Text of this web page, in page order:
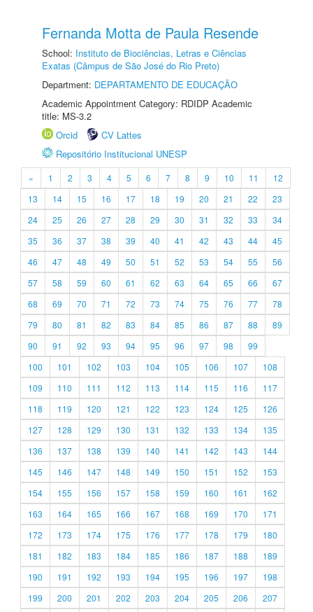
Fernanda Motta de Paula Resende
School: Instituto de Biociências, Letras e Ciências
Exatas (Câmpus de São José do Rio Preto)
Department: DEPARTAMENTO DE EDUCAÇÃO
Academic Appointment Category: RDIDP Academic
title: MS-3.2
Orcid
CV Lattes
Repositório Institucional UNESP
« 1 2 3 4 5 6 7 8 9 10 11
12
13
14 15 16 17 18 19 20 21 22
23
24
25 26 27 28 29 30 31 32 33
34
35
36 37 38 39 40 41 42 43 44
45
46
47 48 49 50 51 52 53 54 55
56
57
58 59 60 61 62 63 64 65 66
67
68
69 70 71 72 73 74 75 76 77
78
79
80 81 82 83 84 85 86 87 88
89
90
91 92 93 94 95 96 97 98
99
100
101 102 103 104 105 106 107
108
109
110 111 112 113 114 115 116
117
118
119 120 121 122 123 124 125
126
127
128 129 130 131 132 133 134
135
136
137 138 139 140 141 142 143
144
145
146 147 148 149 150 151 152
153
154
155 156 157 158 159 160 161
162
163
164 165 166 167 168 169 170
171
172
173 174 175 176 177 178 179
180
181
182 183 184 185 186 187 188
189
190
191 192 193 194 195 196 197
198
199
200 201 202 203 204 205 206
207